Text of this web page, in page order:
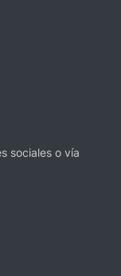
sociales o vía